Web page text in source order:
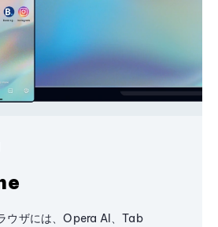
ウザには、Opera AI、Tab